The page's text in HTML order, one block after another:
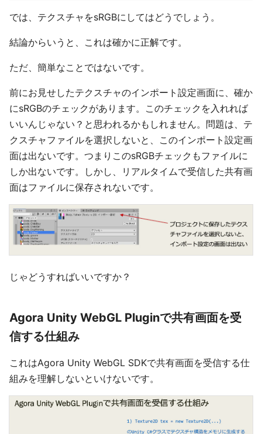
では、テクスチャをsRGBにしてはどうでしょう。
結論からいうと、これは確かに正解です。
ただ、簡単なことではないです。
前にお見せしたテクスチャのインポート設定画面に、確か
にsRGBのチェックがあります。このチェックを入れれば
いいんじゃない？と思われるかもしれません。問題は、テ
クスチャファイルを選択しないと、このインポート設定画
面は出ないです。つまりこのsRGBチェックもファイルに
しか出ないです。しかし、リアルタイムで受信した共有画
面はファイルに保存されないです。
じゃどうすればいいですか？
Agora Unity WebGL Pluginで共有画面を受
信する仕組み
これはAgora Unity WebGL SDKで共有画面を受信する仕
組みを理解しないといけないです。